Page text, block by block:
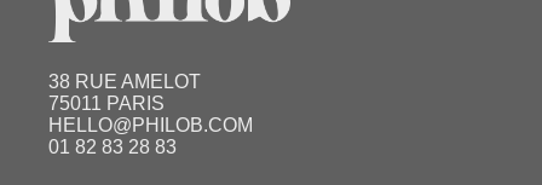
38 RUE AMELOT
75011 PARIS
HELLO@PHILOB.COM
01 82 83 28 83